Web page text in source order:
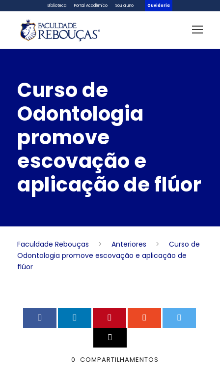
Biblioteca Portal Acadêmico Sou aluno Ouvidoria
Curso de
Odontologia
promove
escovação e
aplicação de flúor
Faculdade Rebouças > Anteriores >
Curso de
Odontologia promove escovação e aplicação de
flúor
0 COMPARTILHAMENTOS